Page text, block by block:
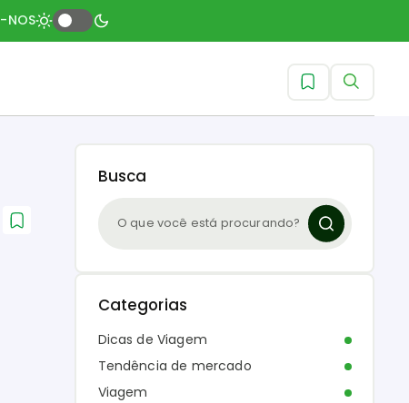
NOS
Busca
Categorias
Dicas de Viagem
Tendência de mercado
Viagem